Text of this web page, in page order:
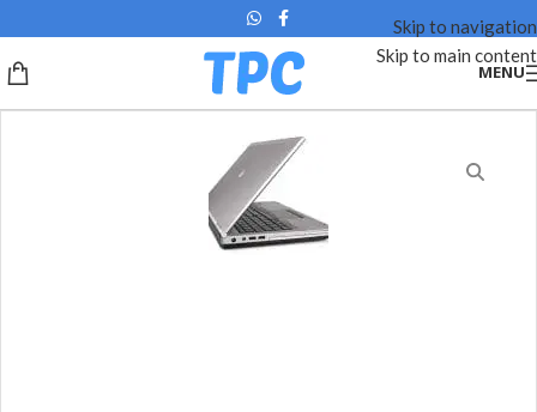
Skip to navigation
Skip to main content
MENU